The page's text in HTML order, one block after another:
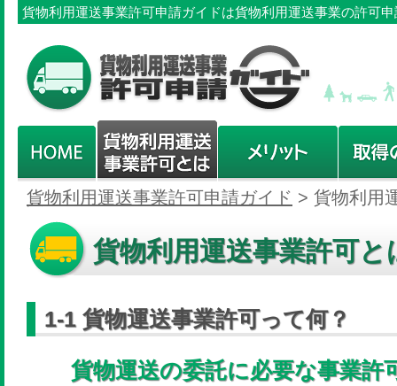
貨物利用運送事業許可申請ガイドは貨物利用運送事業の許可
貨物利用運送事業許可申請ガイド > 貨物利用
貨物利用運送事業許可と
1-1 貨物運送事業許可って何？
貨物運送の委託に必要な事業許